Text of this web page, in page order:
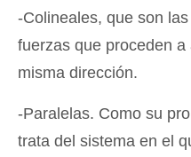
-Colineales, que son
fuerzas que proceden
misma dirección.
-Paralelas. Como su
trata del sistema en el